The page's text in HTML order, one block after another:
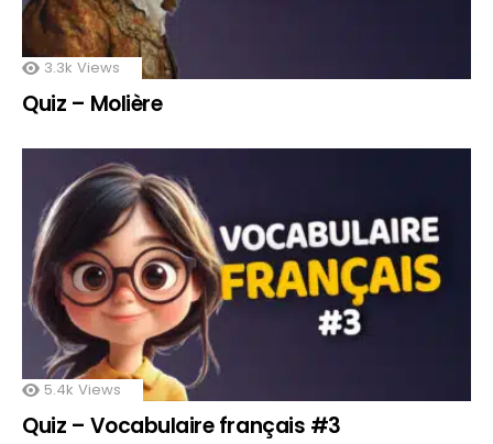
3.3k Views
Quiz – Molière
5.4k Views
Quiz – Vocabulaire français #3